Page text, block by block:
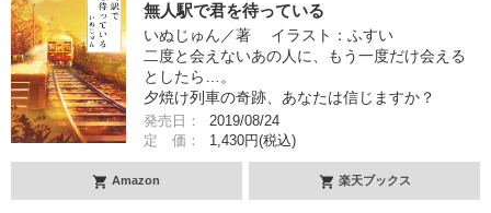
無人駅で君を待っている
いぬじゅん／著 イラスト：ふすい
二度と会えないあの人に、もう一度だけ会える
としたら…。
夕焼け列車の奇跡、あなたは信じますか？
発売日：
2019/08/24
定 価：
1,430円(税込)
Amazon 楽天ブックス